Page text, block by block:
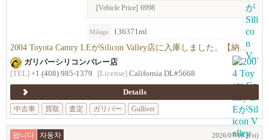
[Vehicle Price] 6998
Milage 136371ml
2004 Toyota Camry LEがSilicon Valley店に入庫しました。【納...
ガリバーシリコンバレー店
[TEL] +1 (408) 985-1379 [License] California DL#5668
Details
中古車
買取 査定 ガリバー Gulliver
팝니다 자동차 2026/07/10 (Fri)